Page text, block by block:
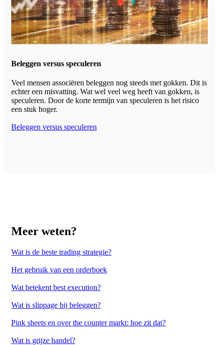
Beleggen versus speculeren
Veel mensen associëren beleggen nog steeds met gokken. Dit is
echter een misvatting. Wat wel veel weg heeft van gokken, is
speculeren. Door de korte termijn van speculeren is het risico
een stuk hoger.
Beleggen versus speculeren
Meer weten?
Wat is de beste trading strategie?
Het gebruik van een orderboek
Wat betekent best execution?
Wat is slippage bij beleggen?
Pink sheets en over the counter markt: hoe zit dat?
Wat is grijze handel?